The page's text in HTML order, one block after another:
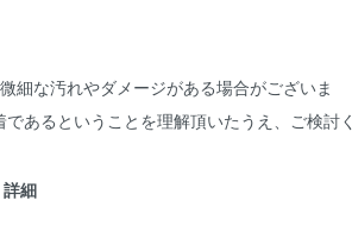
細な汚れやダメージがある場合がございま
あるということを理解頂いたうえ、ご検討く
細